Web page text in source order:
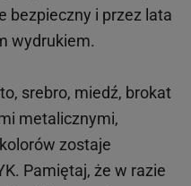
bezpieczny i przez lata
wydrukiem.
srebro, miedź, brokat
metalicznymi,
zostaje
Pamiętaj, że w razie